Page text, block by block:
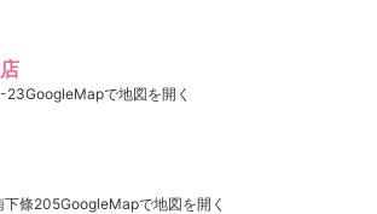
で地図を開く
條205GoogleMapで地図を開く